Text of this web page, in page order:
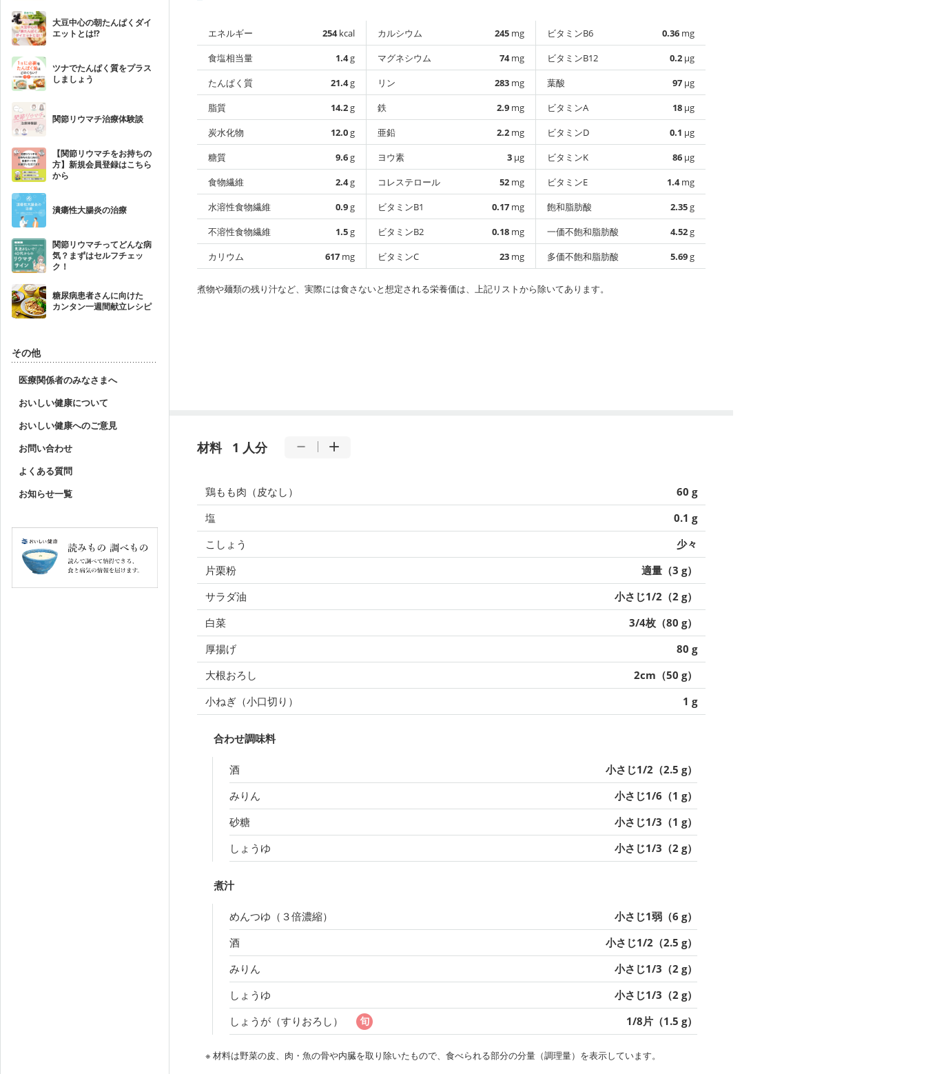
大豆中心の朝たんぱくダイ
エットとは!?
ツナでたんぱく質をプラス
しましょう
関節リウマチ治療体験談
【関節リウマチをお持ちの
方】新規会員登録はこちら
から
潰瘍性大腸炎の治療
関節リウマチってどんな病
気？まずはセルフチェッ
ク！
糖尿病患者さんに向けた
カンタン一週間献立レシピ
その他
医療関係者のみなさまへ
おいしい健康について
おいしい健康へのご意見
お問い合わせ
よくある質問
お知らせ一覧
エネルギー 254kcal
食塩相当量
1.4g
たんぱく質
21.4g
脂質
14.2g
炭水化物
12.0g
糖質
9.6g
食物繊維
2.4g
水溶性食物繊維
0.9g
不溶性食物繊維
1.5g
カリウム
617 mg
カルシウム 245 mg
マグネシウム
74mg
リン
283 mg
鉄
2.9 mg
亜鉛
2.2 mg
ヨウ素
3 µg
コレステロール
52 mg
ビタミンB1
0.17 mg
ビタミンB2
0.18 mg
ビタミンC
23 mg
ビタミンB6 0.36 mg
ビタミンB12
0.2 µg
葉酸
97 µg
ビタミンA
18 µg
ビタミンD
0.1 µg
ビタミンK
86 µg
ビタミンE
1.4mg
飽和脂肪酸
2.35g
一価不飽和脂肪酸
4.52g
多価不飽和脂肪酸
5.69g
煮物や麺類の残り汁など、実際には食さないと想定される栄養価は、上記リストから除いてあります。
材料 1 人分
鶏もも肉（皮なし）
60 g
塩
0.1 g
こしょう
少々
片栗粉
適量（3 g）
サラダ油
小さじ1/2（2 g）
白菜
3/4枚（80 g）
厚揚げ
80 g
大根おろし
2cm（50 g）
小ねぎ（小口切り）
1 g
合わせ調味料
酒
小さじ1/2（2.5 g）
みりん
小さじ1/6（1 g）
砂糖
小さじ1/3（1 g）
しょうゆ
小さじ1/3（2 g）
煮汁
めんつゆ（３倍濃縮）
小さじ1弱（6 g）
酒
小さじ1/2（2.5 g）
みりん
小さじ1/3（2 g）
しょうゆ
小さじ1/3（2 g）
しょうが（すりおろし）
1/8片（1.5 g）
※ 材料は野菜の皮、肉・魚の骨や内臓を取り除いたもので、食べられる部分の分量（調理量）を表示しています。